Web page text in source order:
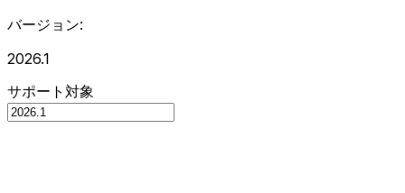
バージョン:
2026.1
サポート対象